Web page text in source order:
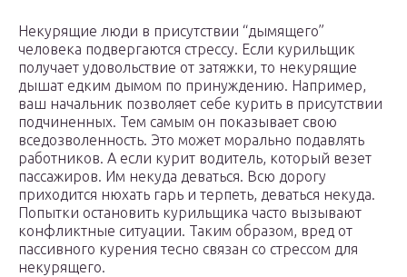
Некурящие люди в присутствии “дымящего”
человека подвергаются стрессу. Если курильщик
получает удовольствие от затяжки, то некурящие
дышат едким дымом по принуждению. Например,
ваш начальник позволяет себе курить в присутствии
подчиненных. Тем самым он показывает свою
вседозволенность. Это может морально подавлять
работников. А если курит водитель, который везет
пассажиров. Им некуда деваться. Всю дорогу
приходится нюхать гарь и терпеть, деваться некуда.
Попытки остановить курильщика часто вызывают
конфликтные ситуации. Таким образом, вред от
пассивного курения тесно связан со стрессом для
некурящего.